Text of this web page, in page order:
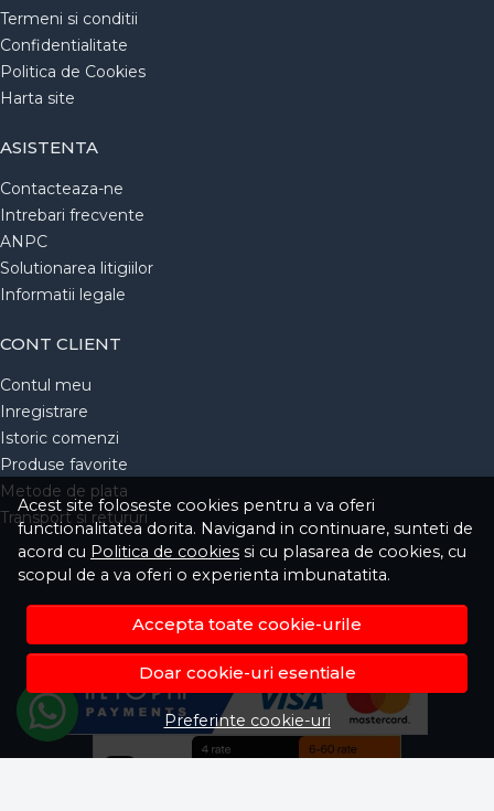
Acest site foloseste cookies pentru a va oferi
functionalitatea dorita. Navigand in continuare, sunteti de
acord cu Politica de cookies si cu plasarea de cookies, cu
scopul de a va oferi o experienta imbunatatita.
Accepta toate cookie-urile
Doar cookie-uri esentiale
Preferinte cookie-uri
Termeni si conditii
Confidentialitate
Politica de Cookies
Harta site
ASISTENTA
Contacteaza-ne
Intrebari frecvente
ANPC
Solutionarea litigiilor
Informatii legale
CONT CLIENT
Contul meu
Inregistrare
Istoric comenzi
Produse favorite
Metode de plata
Transport si retururi